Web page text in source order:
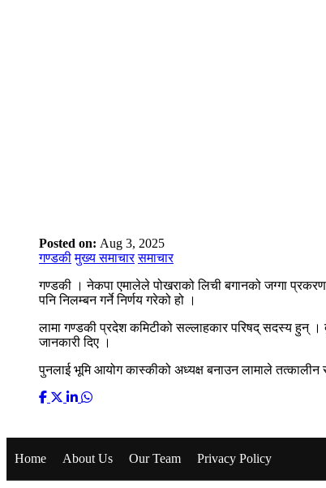
Posted on: Aug 3, 2025
गण्डकी मुख्य समाचार समाचार
गण्डकी । नेकपा एमालेले पोखराको लिची बगानको जग्गा
पनि निलम्बन गर्ने निर्णय गरेको हो ।
लामा गण्डकी प्रदेश कमिटीको सल्लाहकार परिषद् सदस्य हुन् ।
जानकारी दिए ।
पुनलाई भूमि आयोग कास्कीको अध्यक्ष बनाउन लामाले तत्कालीन
Home About Us Our Team Privacy Policy